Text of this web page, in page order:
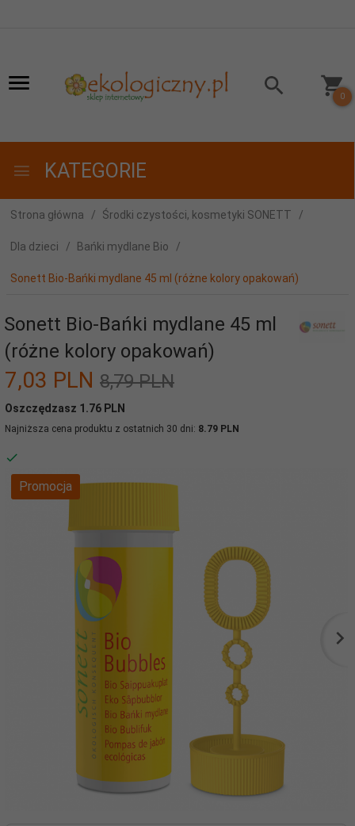
0
KATEGORIE
Strona główna Środki czystości, kosmetyki SONETT
Dla dzieci Bańki mydlane Bio
Sonett Bio-Bańki mydlane 45 ml (różne kolory opakowań)
Sonett Bio-Bańki mydlane 45 ml
(różne kolory opakowań)
7,03 PLN 8,79 PLN
Oszczędzasz 1.76 PLN
Najniższa cena produktu z ostatnich 30 dni: 8.79 PLN
Promocja